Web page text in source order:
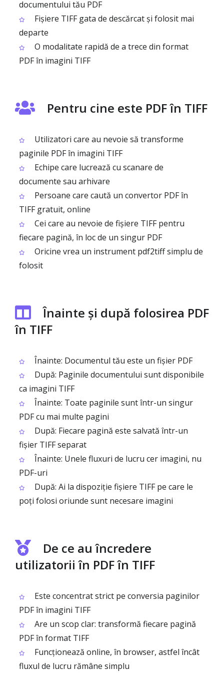
documentului tău PDF
Fișiere TIFF gata de descărcat și folosit mai
departe
O modalitate rapidă de a trece din format
PDF în imagini TIFF
Pentru cine este PDF în TIFF
Utilizatori care au nevoie să transforme
paginile PDF în imagini TIFF
Echipe care lucrează cu scanare de
documente sau arhivare
Persoane care caută un convertor PDF în
TIFF gratuit, online
Cei care au nevoie de fișiere TIFF pentru
fiecare pagină, în loc de un singur PDF
Oricine vrea un instrument pdf2tiff simplu de
folosit
Înainte și după folosirea PDF
în TIFF
Înainte: Documentul tău este un fișier PDF
După: Paginile documentului sunt disponibile
ca imagini TIFF
Înainte: Toate paginile sunt într-un singur
PDF cu mai multe pagini
După: Fiecare pagină este salvată într-un
fișier TIFF separat
Înainte: Unele fluxuri de lucru cer imagini, nu
PDF-uri
După: Ai la dispoziție fișiere TIFF pe care le
poți folosi oriunde sunt necesare imagini
De ce au încredere
utilizatorii în PDF în TIFF
Este concentrat strict pe conversia paginilor
PDF în imagini TIFF
Are un scop clar: transformă fiecare pagină
PDF în format TIFF
Funcționează online, în browser, astfel încât
fluxul de lucru rămâne simplu